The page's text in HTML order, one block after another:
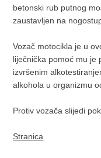
betonski rub putnog
zaustavljen na
Vozač motocikla je u
liječnička pomoć mu je
izvršenim
alkohola u organizmu
Protiv vozača slijedi
Stranica